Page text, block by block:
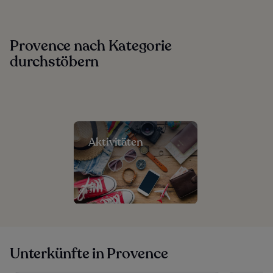
Provence nach Kategorie
durchstöbern
Aktivitäten
Unterkünfte in Provence